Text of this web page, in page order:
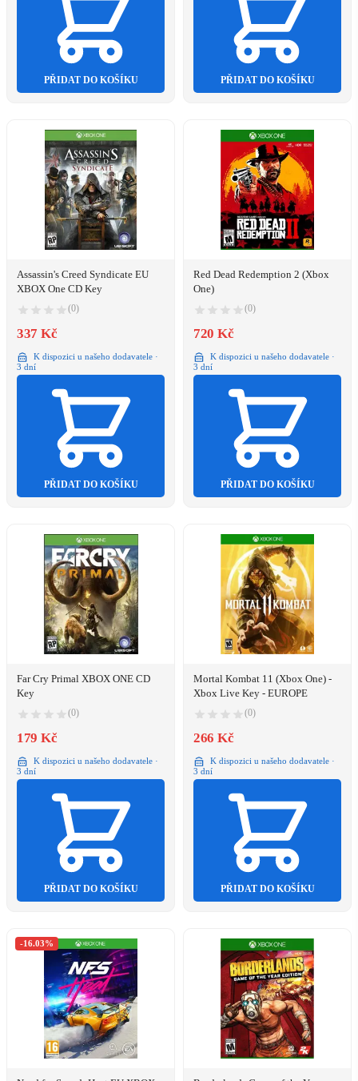
PŘIDAT DO KOŠÍKU PŘIDAT DO KOŠÍKU
Assassin's Creed Syndicate EU
XBOX One CD Key
(0)
337 Kč
K dispozici u našeho dodavatele ·
3 dní
PŘIDAT DO KOŠÍKU
Red Dead Redemption 2 (Xbox
One)
(0)
720 Kč
K dispozici u našeho dodavatele ·
3 dní
PŘIDAT DO KOŠÍKU
Far Cry Primal XBOX ONE CD
Key
(0)
179 Kč
K dispozici u našeho dodavatele ·
3 dní
PŘIDAT DO KOŠÍKU
Mortal Kombat 11 (Xbox One) -
Xbox Live Key - EUROPE
(0)
266 Kč
K dispozici u našeho dodavatele ·
3 dní
PŘIDAT DO KOŠÍKU
-16.03%